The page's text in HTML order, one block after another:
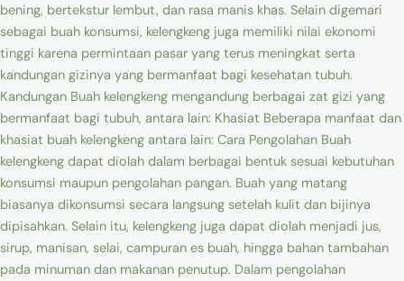
bening, bertekstur lembut, dan rasa manis khas. Selain digemari
sebagai buah konsumsi, kelengkeng juga memiliki nilai ekonomi
tinggi karena permintaan pasar yang terus meningkat serta
kandungan gizinya yang bermanfaat bagi kesehatan tubuh.
Kandungan Buah kelengkeng mengandung berbagai zat gizi yang
bermanfaat bagi tubuh, antara lain: Khasiat Beberapa manfaat dan
khasiat buah kelengkeng antara lain: Cara Pengolahan Buah
kelengkeng dapat diolah dalam berbagai bentuk sesuai kebutuhan
konsumsi maupun pengolahan pangan. Buah yang matang
biasanya dikonsumsi secara langsung setelah kulit dan bijinya
dipisahkan. Selain itu, kelengkeng juga dapat diolah menjadi jus,
sirup, manisan, selai, campuran es buah, hingga bahan tambahan
pada minuman dan makanan penutup. Dalam pengolahan